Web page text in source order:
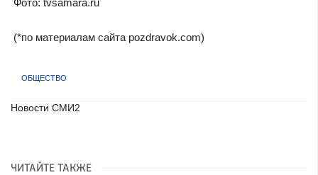
(*по материалам сайта pozdravok.com)
ОБЩЕСТВО
Новости СМИ2
ЧИТАЙТЕ ТАКЖЕ